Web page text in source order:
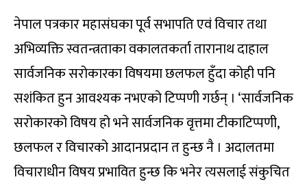
नेपाल पत्रकार महासंघका पूर्व सभापति एवं विचार तथा
अभिव्यक्ति स्वतन्त्रताका वकालतकर्ता तारानाथ दाहाल
सार्वजनिक सरोकारका विषयमा छलफल हुँदा कोही पनि
सशंकित हुन आवश्यक नभएको टिप्पणी गर्छन् । ‘सार्वजनिक
सरोकारको विषय हो भने सार्वजनिक वृत्तमा टीकाटिप्पणी,
छलफल र विचारको आदानप्रदान त हुन्छ नै । अदालतमा
विचाराधीन विषय प्रभावित हुन्छ कि भनेर त्यसलाई संकुचित